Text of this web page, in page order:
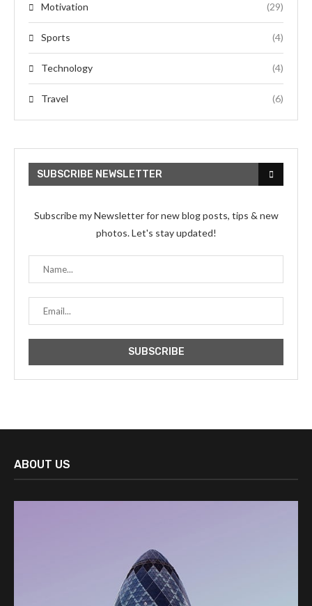
Motivation (29)
Sports (4)
Technology (4)
Travel (6)
SUBSCRIBE NEWSLETTER
Subscribe my Newsletter for new blog posts, tips & new
photos. Let's stay updated!
ABOUT US